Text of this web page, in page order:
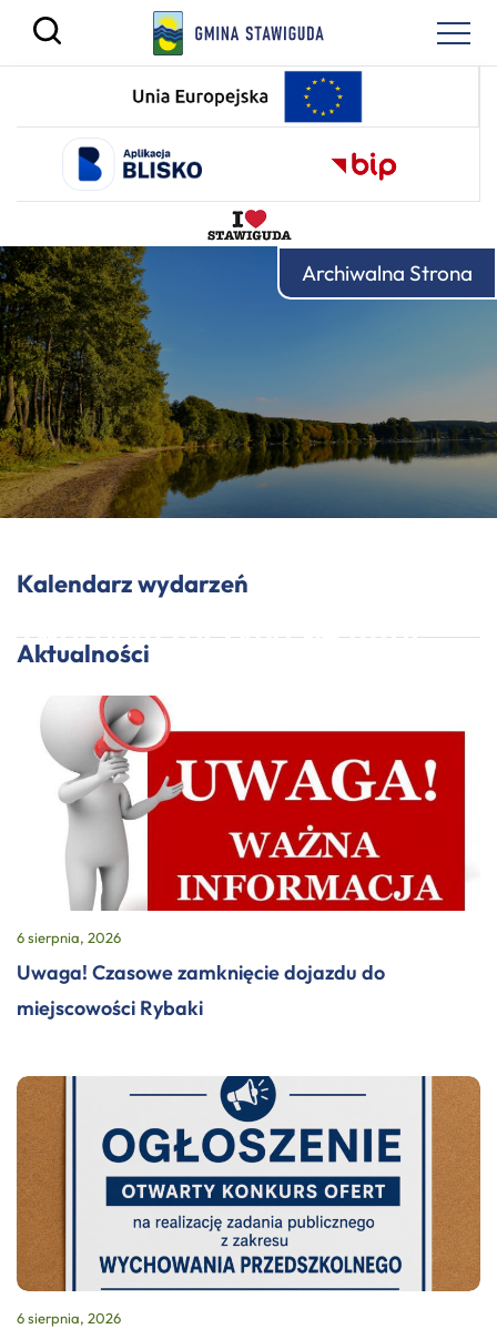
Archiwalna Strona
Twój dom zaczyna się tutaj...
Gmina Stawiguda - miejsce stworzone dla Twojej rodziny
Aktualności
6 sierpnia, 2026
Uwaga! Czasowe zamknięcie dojazdu do
miejscowości Rybaki
Kalendarz wydarzeń
6 sierpnia, 2026